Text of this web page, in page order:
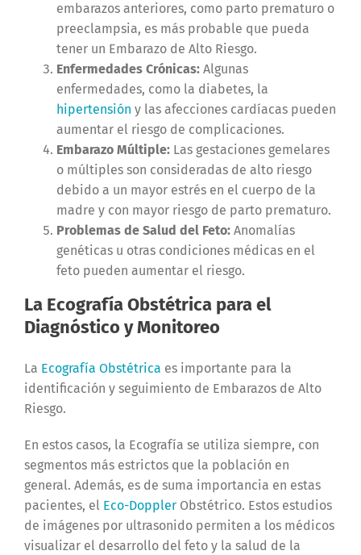
embarazos anteriores, como parto prematuro o
preeclampsia, es más probable que pueda
tener un Embarazo de Alto Riesgo.
Enfermedades Crónicas:Algunas
enfermedades, como la diabetes, la
hipertensión y las afecciones cardíacas pueden
aumentar el riesgo de complicaciones.
Embarazo Múltiple:Las gestaciones gemelares
o múltiples son consideradas de alto riesgo
debido a un mayor estrés en el cuerpo de la
madre y con mayor riesgo de parto prematuro.
Problemas de Salud del Feto:Anomalías
genéticas u otras condiciones médicas en el
feto pueden aumentar el riesgo.
La Ecografía Obstétrica para el
Diagnóstico y Monitoreo
La Ecografía Obstétrica es importante para la
identificación y seguimiento de Embarazos de Alto
Riesgo.
En estos casos, la Ecografía se utiliza siempre, con
segmentos más estrictos que la población en
general. Además, es de suma importancia en estas
pacientes, el Eco-DopplerObstétrico. Estos estudios
de imágenes por ultrasonido permiten a los médicos
visualizar el desarrollo del feto y la salud de la